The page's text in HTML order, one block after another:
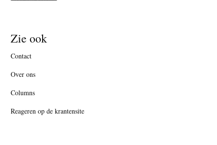
Zie ook
Contact
Over ons
Columns
Reageren op de krantensite